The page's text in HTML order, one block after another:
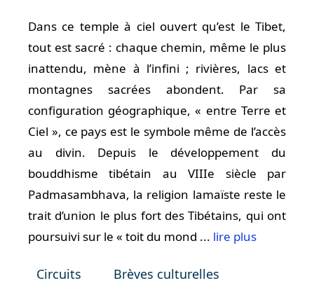
Dans ce temple à ciel ouvert qu’est le Tibet,
tout est sacré : chaque chemin, même le plus
inattendu, mène à l’infini ; rivières, lacs et
montagnes sacrées abondent. Par sa
configuration géographique, « entre Terre et
Ciel », ce pays est le symbole même de l’accès
au divin. Depuis le développement du
bouddhisme tibétain au VIIIe siècle par
Padmasambhava, la religion lamaïste reste le
trait d’union le plus fort des Tibétains, qui ont
poursuivi sur le « toit du mond ... lire plus
Circuits
Brèves culturelles